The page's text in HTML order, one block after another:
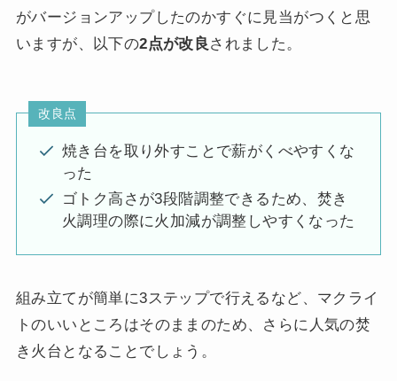
がバージョンアップしたのかすぐに見当がつくと思
いますが、以下の2点が改良 されました。
改良点
焼き台を取り外すことで薪がくべやすくな
った
ゴトク高さが3段階調整できるため、焚き
火調理の際に火加減が調整しやすくなった
組み立てが簡単に3ステップで行えるなど、マクライ
トのいいところはそのままのため、さらに人気の焚
き火台となることでしょう。